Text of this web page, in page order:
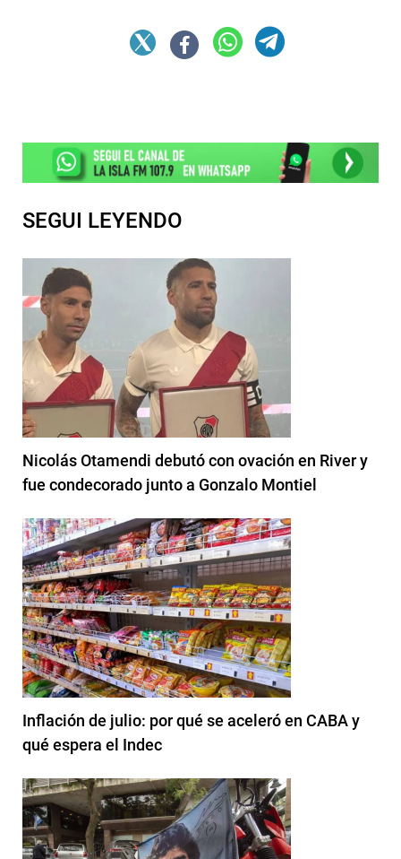
SEGUI LEYENDO
Nicolás Otamendi debutó con ovación en River y
fue condecorado junto a Gonzalo Montiel
Inflación de julio: por qué se aceleró en CABA y
qué espera el Indec